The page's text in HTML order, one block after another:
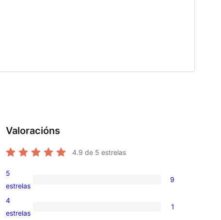
Valoracións
4.9 de 5 estrelas
9
valoracións
de
5
estrelas
9
1
4
estrelas
1